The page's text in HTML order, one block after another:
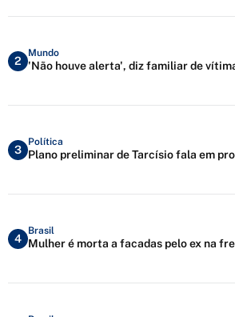
2
Mundo
'Não houve alerta', diz familiar de
3
Política
Plano preliminar de Tarcísio fala em
4
Brasil
Mulher é morta a facadas pelo ex na